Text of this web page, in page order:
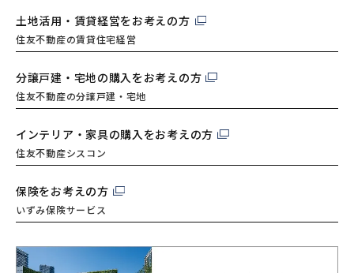
土地活用・賃貸経営をお考えの方
住友不動産の賃貸住宅経営
分譲戸建・宅地の購入をお考えの方
住友不動産の分譲戸建・宅地
インテリア・家具の購入をお考えの方
住友不動産シスコン
保険をお考えの方
いずみ保険サービス